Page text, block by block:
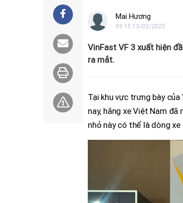
Mai Hương
09:15 13/02/2025
VinFast VF 3 xuất hiện
ra mắt.
Tại khu vực trưng bày
nay, hãng xe Việt Nam
nhỏ này có thể là dòng